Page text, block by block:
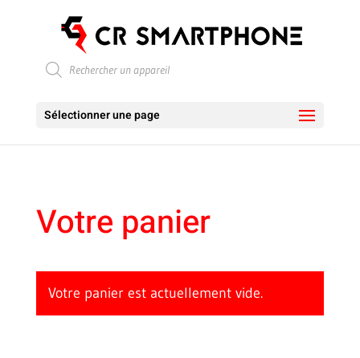
Recherche
de
Sélectionner une page
Votre panier
Votre panier est actuellement vide.